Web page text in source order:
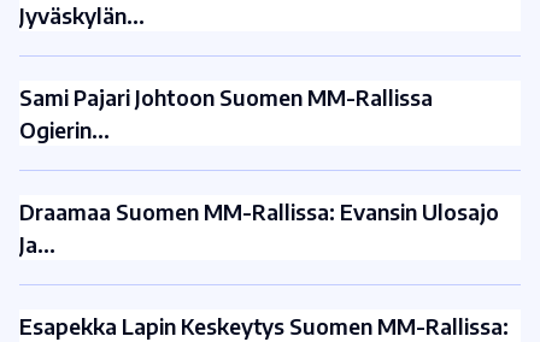
Jyväskylän…
Sami Pajari Johtoon Suomen MM-Rallissa
Ogierin…
Draamaa Suomen MM-Rallissa: Evansin Ulosajo
Ja…
Esapekka Lapin Keskeytys Suomen MM-Rallissa: